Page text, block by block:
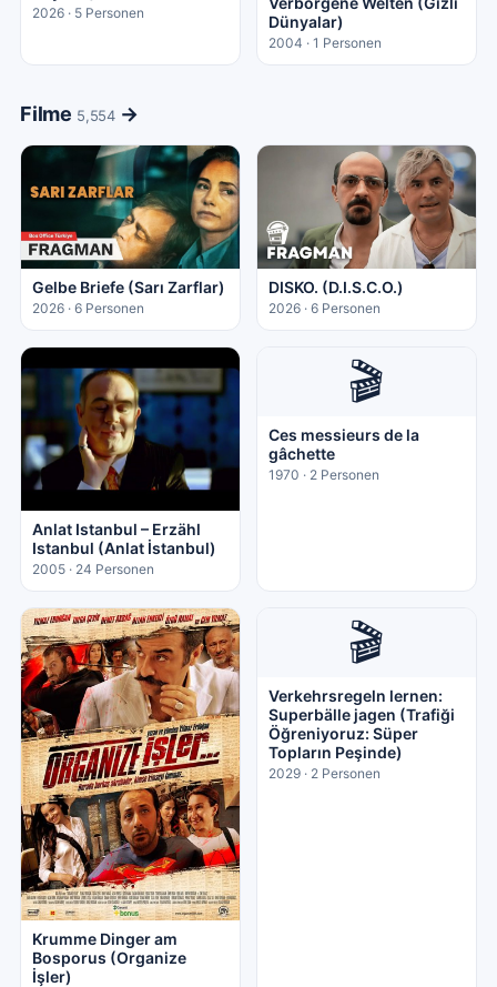
2026 · 5 Personen
Dünyalar)
2004 · 1 Personen
Filme 5,554 →
Gelbe Briefe (Sarı Zarflar)
2026 · 6 Personen
DISKO. (D.I.S.C.O.)
2026 · 6 Personen
Anlat Istanbul – Erzähl
Istanbul (Anlat İstanbul)
2005 · 24 Personen
🎬
Ces messieurs de la
gâchette
1970 · 2 Personen
Krumme Dinger am
Bosporus (Organize
İşler)
🎬
Verkehrsregeln lernen:
Superbälle jagen (Trafiği
Öğreniyoruz: Süper
Topların Peşinde)
2029 · 2 Personen